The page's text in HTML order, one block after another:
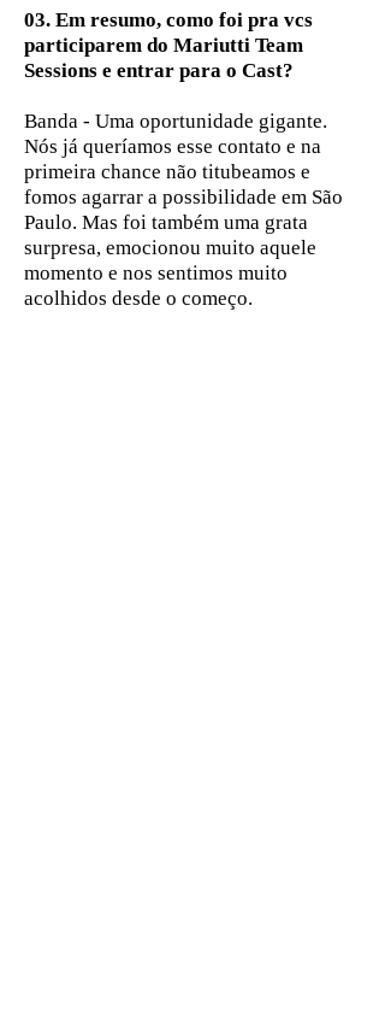
03. Em resumo, como foi pra vcs
participarem do Mariutti Team
Sessions e entrar para o Cast?
Banda - Uma oportunidade gigante.
Nós já queríamos esse contato e na
primeira chance não titubeamos e
fomos agarrar a possibilidade em São
Paulo. Mas foi também uma grata
surpresa, emocionou muito aquele
momento e nos sentimos muito
acolhidos desde o começo.